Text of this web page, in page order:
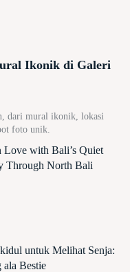
Ikonik di Galeri
dari mural ikonik, lokasi
foto unik.
with Bali’s Quiet
Through North Bali
untuk Melihat Senja:
ala Bestie